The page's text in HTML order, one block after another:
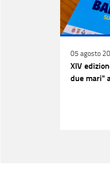
05 agosto
XIV
due mari"